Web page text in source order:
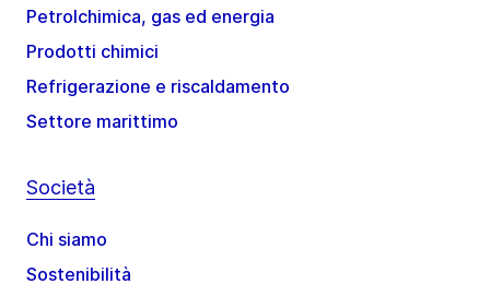
Petrolchimica, gas ed energia
Prodotti chimici
Refrigerazione e riscaldamento
Settore marittimo
Società
Chi siamo
Sostenibilità